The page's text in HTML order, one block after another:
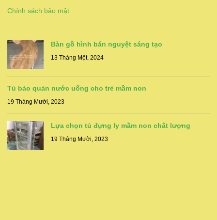
Chính sách bảo mật
Bàn gỗ hình bán nguyệt sáng tạo
13 Tháng Một, 2024
Tủ bảo quản nước uống cho trẻ mầm non
19 Tháng Mười, 2023
Lựa chọn tủ đựng ly mầm non chất lượng
19 Tháng Mười, 2023